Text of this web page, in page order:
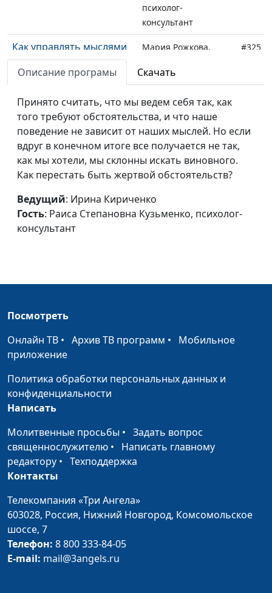
психолог-
консультант
Как управлять мыслями
и эмоциями? (третья
часть)
Мария Рожкова,
Нейкурс, семейный
#325
Как управлять мыслями
и эмоциями? (вторая
часть)
Мария Рожкова,
Лидия Дмитриевна
Нейкурс, семейный
консультант
Как управлять мыслями
и эмоциями? (первая
часть)
Лидия Дмитриевна
Нейкурс, семейный
Нейкурс, семейный
Подростковая агрессия
Лидия Дмитриевна
Брак, который убивает
любовь
консультант
Сексуальная
несовместимость
Кибер-измена
Описание програмы Скачать
Принято считать, что мы ведем себя так, как
того требуют обстоятельства, и что наше
поведение не зависит от наших мыслей. Но если
вдруг в конечном итоге все получается не так,
как мы хотели, мы склонны искать виновного.
Как перестать быть жертвой обстоятельств?
Ведущий: Ирина Кириченко
Гость: Раиса Степановна Кузьменко, психолог-
консультант
Посмотреть
Онлайн ТВ • Архив ТВ программ • Мобильное
приложение
Политика обработки персональных данных и
конфиденциальности
Написать
Молитвенные просьбы • Задать вопрос
священнослужителю • Написать главному
редактору • Техподдержка
Контакты
Телекомпания «Три Ангела»
603028, Россия, Нижний Новгород, Комсомольское
шоссе, 7
Телефон: 8 800 333-84-05
E-mail: mail@3angels.ru